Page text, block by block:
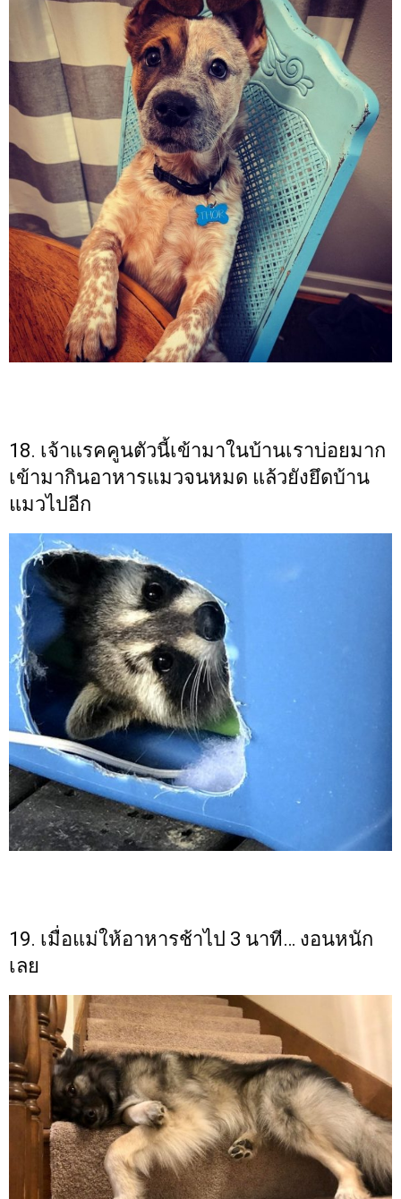
18. เจ้าแรคคูนตัวนี้เข้ามาในบ้านเราบ่อยมาก
เข้ามากินอาหารแมวจนหมด แล้วยังยึดบ้าน
แมวไปอีก
19. เมื่อแม่ให้อาหารช้าไป 3 นาที… งอนหนัก
เลย